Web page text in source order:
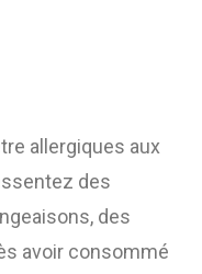
allergiques aux
des
des
avoir consommé